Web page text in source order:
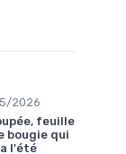
2026
feuille
bougie qui
l'été